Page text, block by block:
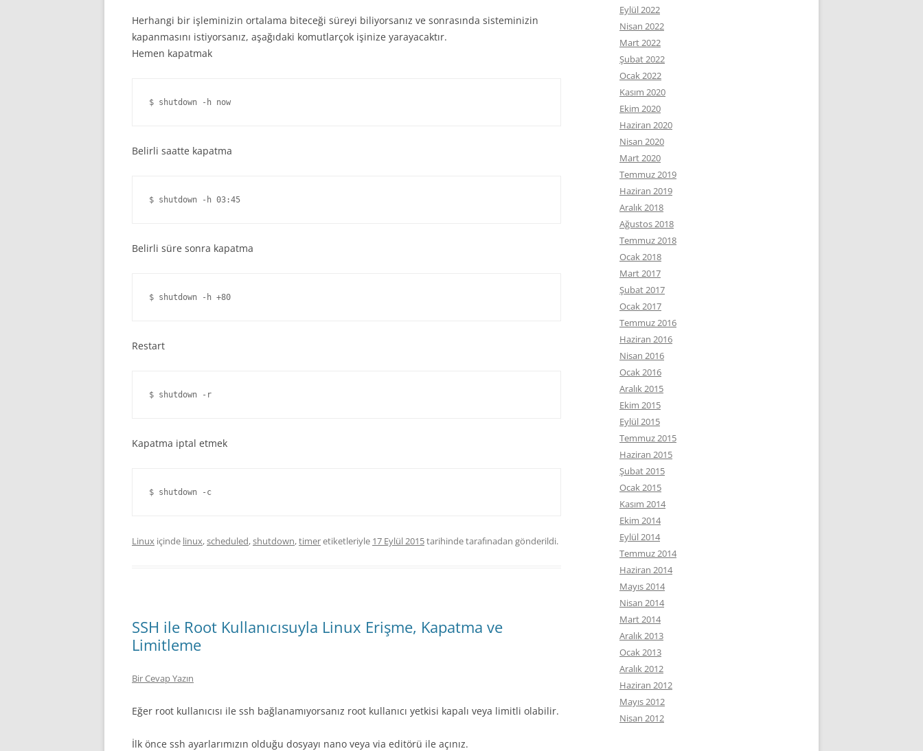
Herhangi bir işleminizin ortalama biteceği süreyi biliyorsanız ve sonrasında sisteminizin
kapanmasını istiyorsanız, aşağıdaki komutlarçok işinize yarayacaktır.
Hemen kapatmak
$ shutdown -h now
Belirli saatte kapatma
$ shutdown -h 03:45
Belirli süre sonra kapatma
$ shutdown -h +80
Restart
$ shutdown -r
Kapatma iptal etmek
$ shutdown -c
Linux içinde linux,scheduled,shutdown,timeretiketleriyle 17 Eylül 2015tarihindetarafınadan gönderildi.
SSH ile Root Kullanıcısuyla Linux Erişme, Kapatma ve
Limitleme
Bir Cevap Yazın
Eğer root kullanıcısı ile ssh bağlanamıyorsanız root kullanıcı yetkisi kapalı veya limitli olabilir.
İlk önce ssh ayarlarımızın olduğu dosyayı nano veya via editörü ile açınız.
Eylül 2022
Nisan 2022
Mart 2022
Şubat 2022
Ocak 2022
Kasım 2020
Ekim 2020
Haziran 2020
Nisan 2020
Mart 2020
Temmuz 2019
Haziran 2019
Aralık 2018
Ağustos 2018
Temmuz 2018
Ocak 2018
Mart 2017
Şubat 2017
Ocak 2017
Temmuz 2016
Haziran 2016
Nisan 2016
Ocak 2016
Aralık 2015
Ekim 2015
Eylül 2015
Temmuz 2015
Haziran 2015
Şubat 2015
Ocak 2015
Kasım 2014
Ekim 2014
Eylül 2014
Temmuz 2014
Haziran 2014
Mayıs 2014
Nisan 2014
Mart 2014
Aralık 2013
Ocak 2013
Aralık 2012
Haziran 2012
Mayıs 2012
Nisan 2012